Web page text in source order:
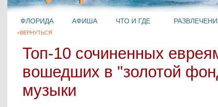
ФЛОРИДА АФИША ЧТО И ГДЕ
<ВЕРНУТЬСЯ
Топ-10 сочиненных
вошедших в "золотой
музыки